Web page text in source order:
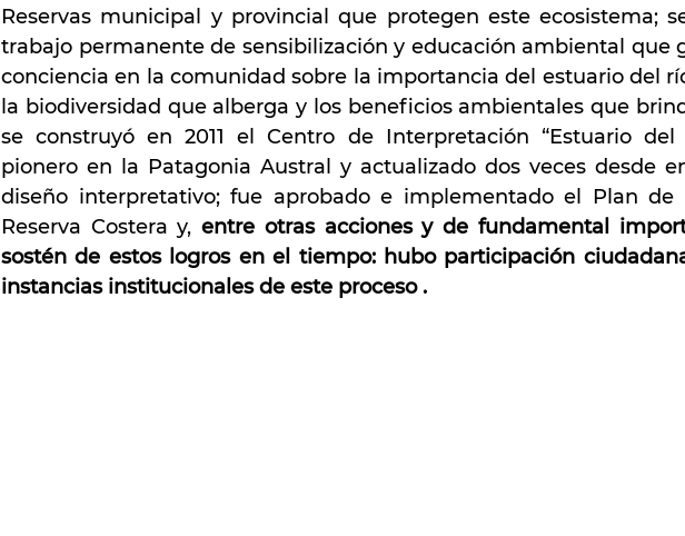
Reservas municipal y provincial que protegen este ecosistema;
trabajo permanente de sensibilización y educación ambiental que
conciencia en la comunidad sobre la importancia del estuario del
la biodiversidad que alberga y los beneficios ambientales que
se construyó en 2011 el Centro de Interpretación “Estuario del
pionero en la Patagonia Austral y actualizado dos veces desde
diseño interpretativo; fue aprobado e implementado el Plan de
Reserva Costera y, entre otras acciones y de fundamental
sostén de estos logros en el tiempo: hubo participación
instancias institucionales de este proceso .